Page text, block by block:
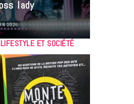
lady
2026
ET SOCIÉTÉ